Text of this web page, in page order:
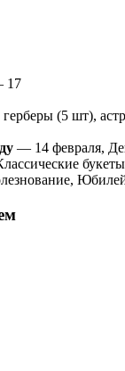
17
(5 шт),
— 14 февраля,